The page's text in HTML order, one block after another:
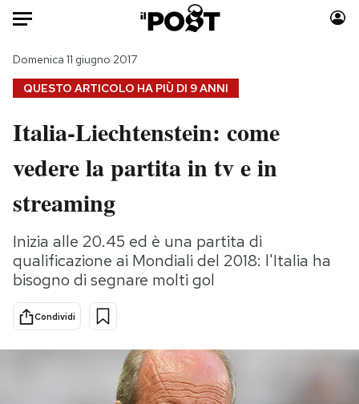
HOME
Italia
Politica
Tecnologia
Scienza
Cultura
Sport
Moda
Consumismi
Media
Europa
QUESTO ARTICOLO HA PIÙ DI 9 ANNI
Domenica 11 giugno 2017
Italia-Liechtenstein: come
vedere la partita in tv e in
streaming
Inizia alle 20.45 ed è una partita di
qualificazione ai Mondiali del 2018: l'Italia ha
bisogno di segnare molti gol
Condividi